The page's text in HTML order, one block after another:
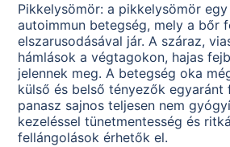
Pikkelysömör: a pikkelysömör
autoimmun betegség, mely a bőr
elszarusodásával jár. A száraz,
hámlások a végtagokon, hajas
jelennek meg. A betegség oka
külső és belső tényezők
panasz sajnos teljesen nem
kezeléssel tünetmentesség és
fellángolások érhetők el.